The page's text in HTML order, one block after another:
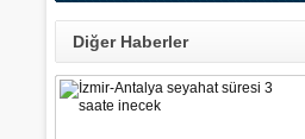
Diğer Haberler